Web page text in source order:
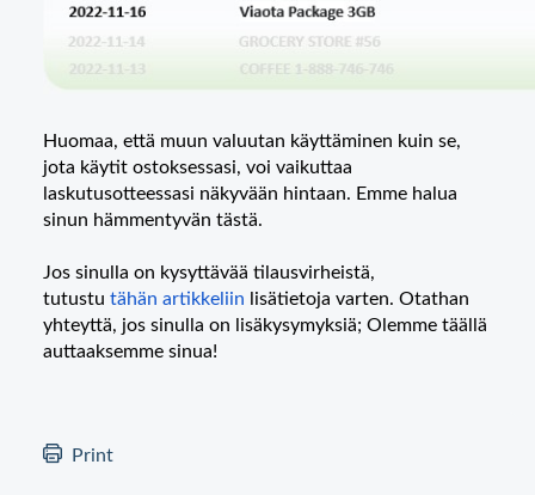
Huomaa, että muun valuutan käyttäminen kuin se,
jota käytit ostoksessasi, voi vaikuttaa
laskutusotteessasi näkyvään hintaan. Emme halua
sinun hämmentyvän tästä.
Jos sinulla on kysyttävää tilausvirheistä,
tutustu tähän artikkeliin lisätietoja varten. Otathan
yhteyttä, jos sinulla on lisäkysymyksiä; Olemme täällä
auttaaksemme sinua!
Print